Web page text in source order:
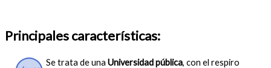
Principales características:
Se trata de una Universidad pública, con el respiro